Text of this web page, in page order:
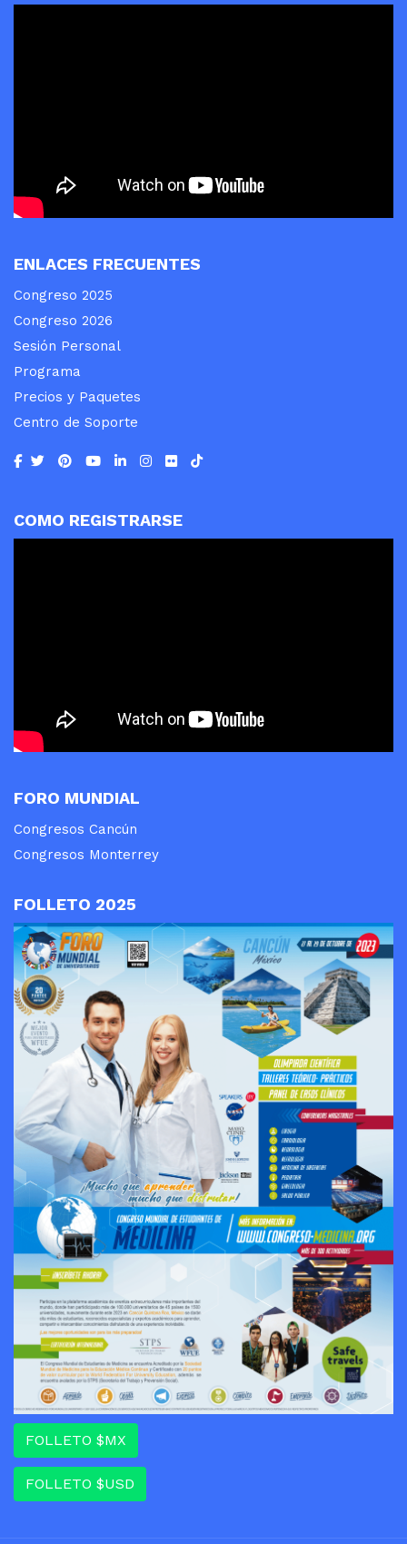
ENLACES FRECUENTES
Congreso 2025
Congreso 2026
Sesión Personal
Programa
Precios y Paquetes
Centro de Soporte
COMO REGISTRARSE
FORO MUNDIAL
Congresos Cancún
Congresos Monterrey
FOLLETO 2025
FOLLETO $MX
FOLLETO $USD